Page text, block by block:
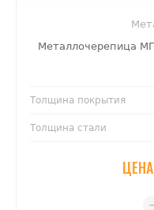
Металлочерепица
Толщина покрытия
Толщина стали